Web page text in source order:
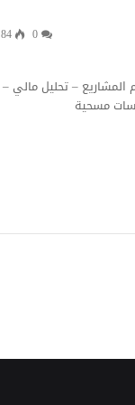
84
– تحليل مالي –
مسحية